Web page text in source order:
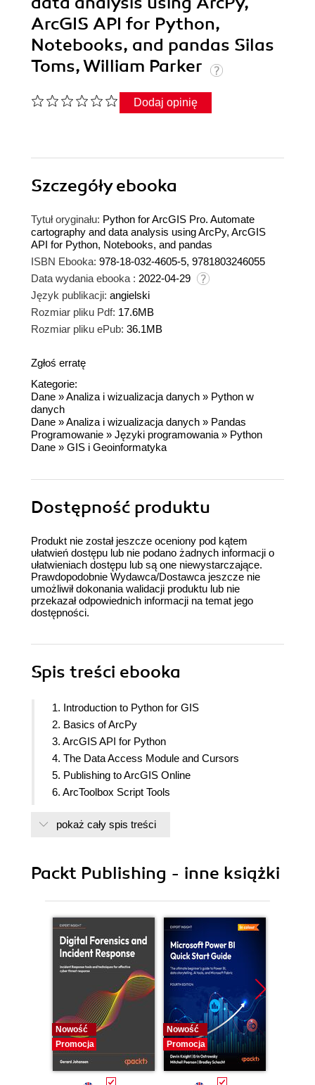
ArcGIS API for Python,
Notebooks, and pandas Silas
Toms, William Parker
Dodaj opinię
Szczegółyebooka
Tytuł oryginału: Python for ArcGIS Pro. Automate
cartography and data analysis using ArcPy, ArcGIS
API for Python, Notebooks, and pandas
ISBN Ebooka: 978-18-032-4605-5, 9781803246055
Data wydania ebooka : 2022-04-29
Język publikacji: angielski
Rozmiar pliku Pdf: 17.6MB
Rozmiar pliku ePub: 36.1MB
Zgłoś erratę
Kategorie:
Dane »Analiza i wizualizacja danych » Python w
danych
Dane »Analiza i wizualizacja danych » Pandas
Programowanie » Języki programowania » Python
Dane » GIS i Geoinformatyka
Dostępność produktu
Produkt nie został jeszcze oceniony pod kątem
ułatwień dostępu lub nie podano żadnych informacji o
ułatwieniach dostępu lub są one niewystarczające.
Prawdopodobnie Wydawca/Dostawca jeszcze nie
umożliwił dokonania walidacji produktu lub nie
przekazał odpowiednich informacji na temat jego
dostępności.
Spis treści ebooka
1. Introduction to Python for GIS
2. Basics of ArcPy
3. ArcGIS API for Python
4. The Data Access Module and Cursors
5. Publishing to ArcGIS Online
6. ArcToolbox Script Tools
8. Pandas, Data Frames, and Vector Data
11. Case Study: ArcGIS Online Administration and
13. Case Study: Predicting Crop Yields
pokaż cały spis treści
Packt Publishing - inne książki
Nowość
Promocja
Nowość
Promocja